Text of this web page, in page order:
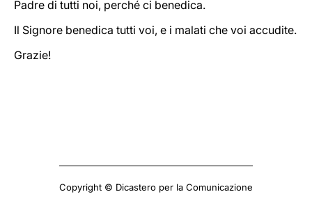
Padre di tutti noi, perché ci benedica.
Il Signore benedica tutti voi, e i malati che voi accudite.
Grazie!
Copyright © Dicastero per la Comunicazione